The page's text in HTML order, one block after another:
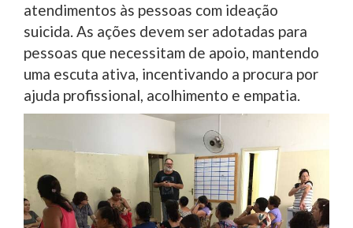
atendimentos às pessoas com ideação
suicida. As ações devem ser adotadas para
pessoas que necessitam de apoio, mantendo
uma escuta ativa, incentivando a procura por
ajuda profissional, acolhimento e empatia.